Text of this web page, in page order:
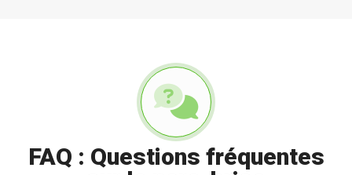
FAQ : Questions fréquentes